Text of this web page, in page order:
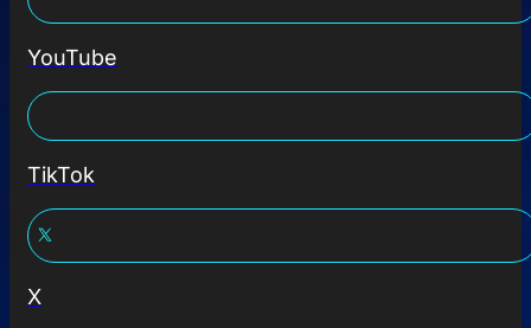
YouTube
TikTok
X